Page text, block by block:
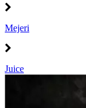
Mejeri
Juice